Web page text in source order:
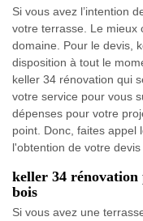
Si vous avez l’intention
votre terrasse. Le mieux
domaine. Pour le devis,
disposition à tout le
keller 34 rénovation qui
votre service pour vous
dépenses pour votre
point. Donc, faites appel
l'obtention de votre
keller 34
bois
Si vous avez une